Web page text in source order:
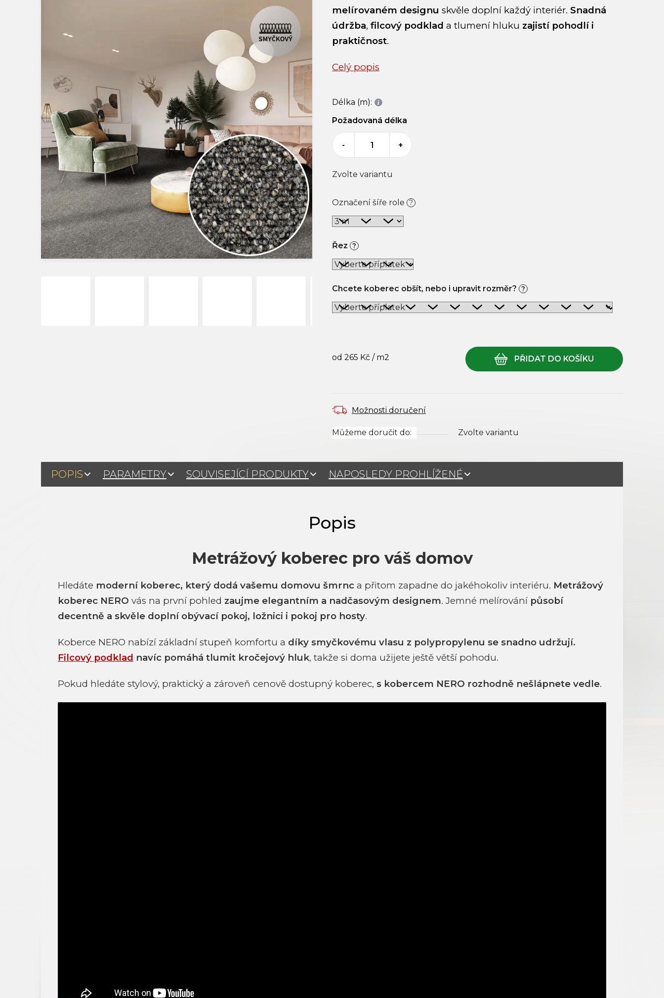
melírovaném designu skvěle doplní každý interiér. Snadná
údržba, filcový podklad a tlumení hluku zajistí pohodlí i
praktičnost.
Celý popis
Označení šíře role ?
Řez ?
Chcete koberec obšít, nebo i upravit rozměr? ?
Můžeme doručit do: Zvolte variantu
od 265 Kč / m2
Zvolte variantu
Možnosti doručení
Délka (m):
Požadovaná délka
- +
POPIS PARAMETRY SOUVISEJÍCÍ PRODUKTY NAPOSLEDY PROHLÍŽENÉ
Metrážový koberec pro váš domov
Hledáte moderní koberec, který dodá vašemu domovu šmrnc a přitom zapadne do jakéhokoliv interiéru. Metrážový
koberec NERO vás na první pohled zaujme elegantním a nadčasovým designem. Jemné melírování působí
decentně a skvěle doplní obývací pokoj, ložnici i pokoj pro hosty.
Koberce NERO nabízí základní stupeň komfortu a díky smyčkovému vlasu z polypropylenu se snadno udržují.
Filcový podklad navíc pomáhá tlumit kročejový hluk, takže si doma užijete ještě větší pohodu.
Pokud hledáte stylový, praktický a zároveň cenově dostupný koberec, s kobercem NERO rozhodně nešlápnete vedle.